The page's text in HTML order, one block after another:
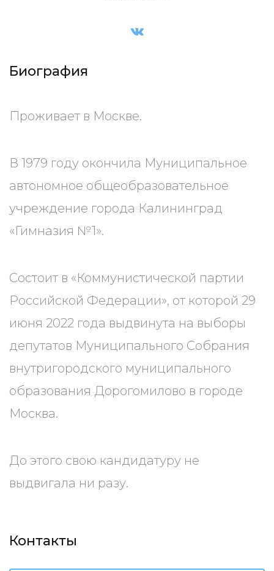
Биография
Проживает в Москве.
В 1979 году окончила Муниципальное
автономное общеобразовательное
учреждение города Калининград
«Гимназия №1».
Состоит в «Коммунистической партии
Российской Федерации», от которой 29
июня 2022 года выдвинута на выборы
депутатов Муниципального Собрания
внутригородского муниципального
образования Дорогомилово в городе
Москва.
До этого свою кандидатуру не
выдвигала ни разу.
Контакты